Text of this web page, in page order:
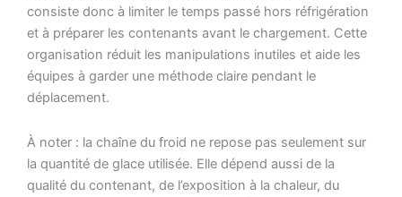
consiste donc à limiter le temps passé hors réfrigération
et à préparer les contenants avant le chargement. Cette
organisation réduit les manipulations inutiles et aide les
équipes à garder une méthode claire pendant le
déplacement.
À noter : la chaîne du froid ne repose pas seulement sur
la quantité de glace utilisée. Elle dépend aussi de la
qualité du contenant, de l’exposition à la chaleur, du